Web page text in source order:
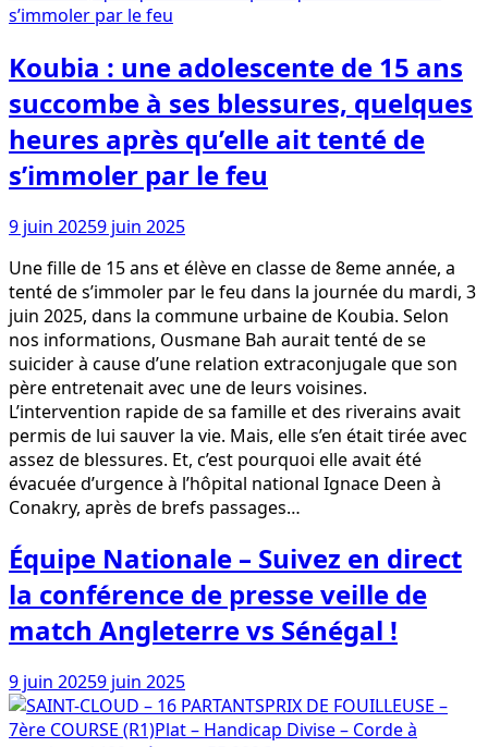
Koubia : une adolescente de 15 ans
succombe à ses blessures, quelques
heures après qu’elle ait tenté de
s’immoler par le feu
9 juin 20259 juin 2025
Une fille de 15 ans et élève en classe de 8eme année, a
tenté de s’immoler par le feu dans la journée du mardi, 3
juin 2025, dans la commune urbaine de Koubia. Selon
nos informations, Ousmane Bah aurait tenté de se
suicider à cause d’une relation extraconjugale que son
père entretenait avec une de leurs voisines.
L’intervention rapide de sa famille et des riverains avait
permis de lui sauver la vie. Mais, elle s’en était tirée avec
assez de blessures. Et, c’est pourquoi elle avait été
évacuée d’urgence à l’hôpital national Ignace Deen à
Conakry, après de brefs passages…
Équipe Nationale – Suivez en direct
la conférence de presse veille de
match Angleterre vs Sénégal !
9 juin 20259 juin 2025